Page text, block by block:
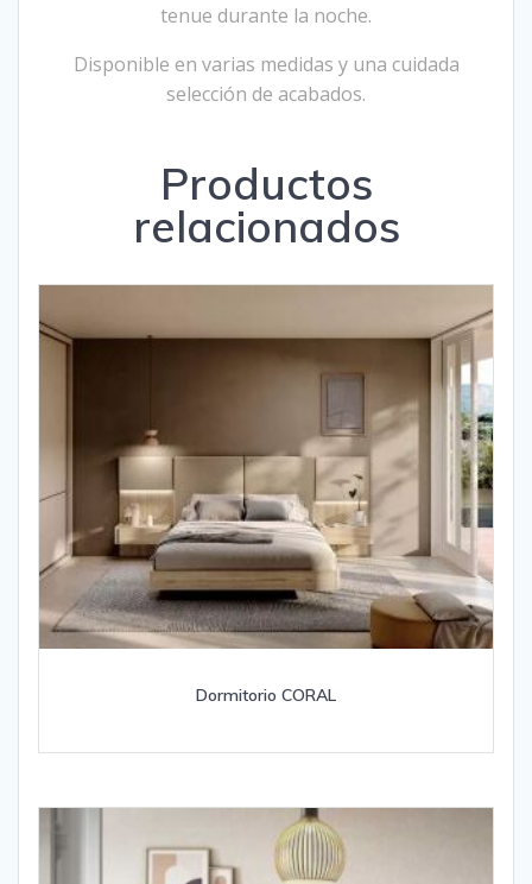
tenue durante la noche.
Disponible en varias medidas y una cuidada
selección de acabados.
Productos
relacionados
Dormitorio CORAL